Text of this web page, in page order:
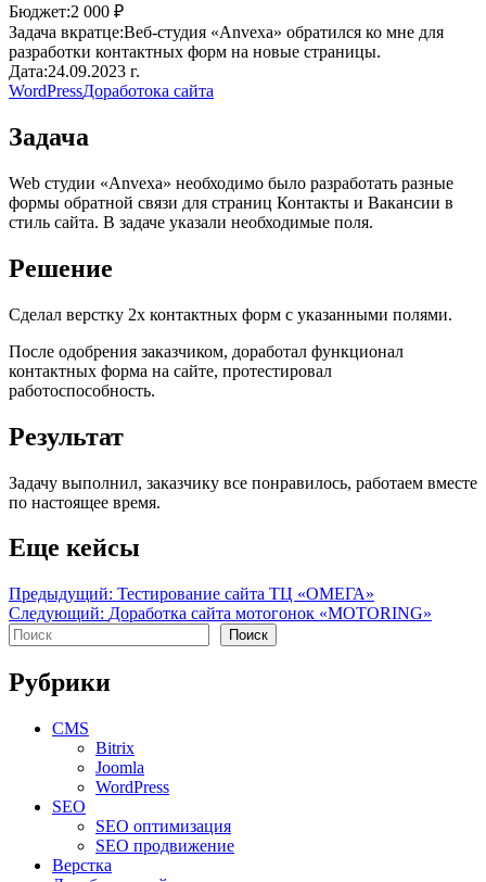
Бюджет:2 000 ₽
Задача вкратце:Веб-студия «Anvexa» обратился ко мне для
разработки контактных форм на новые страницы.
Дата:24.09.2023 г.
WordPressДоработока сайта
Задача
Web студии «Anvexa» необходимо было разработать разные
формы обратной связи для страниц Контакты и Вакансии в
стиль сайта. В задаче указали необходимые поля.
Решение
Сделал верстку 2х контактных форм с указанными полями.
После одобрения заказчиком, доработал функционал
контактных форма на сайте, протестировал
работоспособность.
Результат
Задачу выполнил, заказчику все понравилось, работаем вместе
по настоящее время.
Еще кейсы
Навигация
по
Предыдущий: Тестирование сайта ТЦ «ОМЕГА»
Следующий: Доработка сайта мотогонок «MOTORING»
Поиск
Поиск
Рубрики
CMS
Bitrix
Joomla
WordPress
SEO
SEO оптимизация
SEO продвижение
Верстка